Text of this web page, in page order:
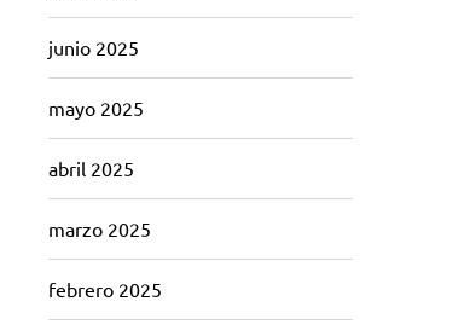
junio 2025
mayo 2025
abril 2025
marzo 2025
febrero 2025